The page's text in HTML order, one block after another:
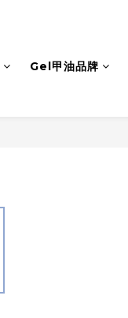
Gel甲油品牌